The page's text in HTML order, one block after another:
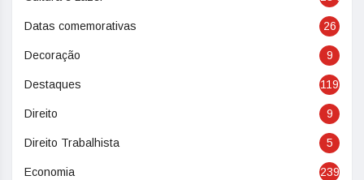
Datas comemorativas 26
Decoração 9
Destaques 119
Direito 9
Direito Trabalhista 5
Economia 239